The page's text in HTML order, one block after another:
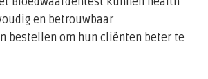
bestelt het bloedonderzoek
pagina.
Testkit en kan bloed laten
en betrouwbaar
bestellen om hun cliënten beter te